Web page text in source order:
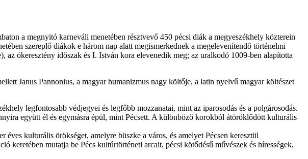
a megnyitó karneváli menetében résztvevő 450 pécsi diák a megyeszékhely közterein
szereplő diákok e három nap alatt megismerkednek a megelevenítendő történelmi
ókeresztény időszak és I. István kora elevenedik meg; az uralkodó 1009-ben alapította
Janus Pannonius, a magyar humanizmus nagy költője, a latin nyelvű magyar költészet
legfontosabb védjegyei és legfőbb mozzanatai, mint az iparosodás és a polgárosodás.
együtt él és egymásra épül, mint Pécsett. A különböző korokból átöröklődött kulturális
kulturális örökséget, amelyre büszke a város, és amelyet Pécsen keresztül
keretében mutatja be Pécs kultúrtörténeti arcait, pécsi kötődésű művészek és hírességek,